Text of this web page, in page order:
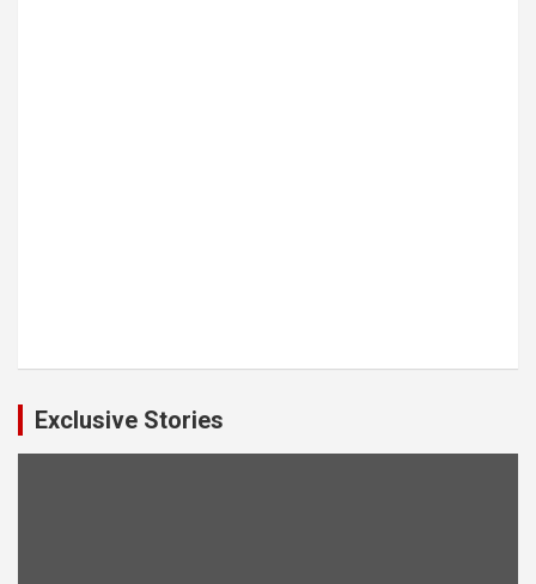
Exclusive Stories